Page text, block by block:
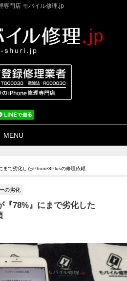
専門店 モバイル修理.jp
MENU
まで劣化したiPhone8Plusの修理依頼
の劣化
『78%』にまで劣化した